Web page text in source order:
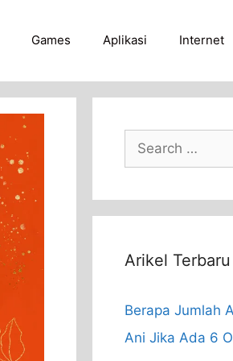
Games Aplikasi Internet
Search
for:
Arikel Terbaru
Berapa Jumlah
Ani Jika Ada 6